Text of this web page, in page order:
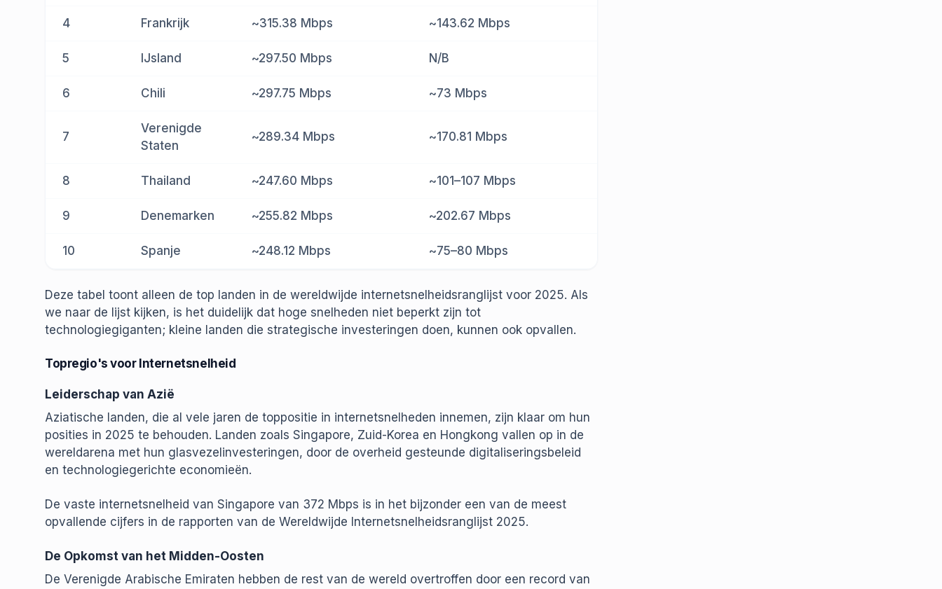
4 Frankrijk ~315.38 Mbps ~143.62 Mbps
5 IJsland ~297.50 Mbps N/B
6 Chili ~297.75 Mbps ~73 Mbps
7
Verenigde
Staten
~289.34 Mbps ~170.81 Mbps
8 Thailand ~247.60 Mbps ~101–107 Mbps
9 Denemarken ~255.82 Mbps ~202.67 Mbps
10 Spanje ~248.12 Mbps ~75–80 Mbps
Deze tabel toont alleen de top landen in de wereldwijde internetsnelheidsranglijst voor 2025. Als
we naar de lijst kijken, is het duidelijk dat hoge snelheden niet beperkt zijn tot
technologiegiganten; kleine landen die strategische investeringen doen, kunnen ook opvallen.
Topregio's voor Internetsnelheid
Leiderschap van Azië
Aziatische landen, die al vele jaren de toppositie in internetsnelheden innemen, zijn klaar om hun
posities in 2025 te behouden. Landen zoals Singapore, Zuid-Korea en Hongkong vallen op in de
wereldarena met hun glasvezelinvesteringen, door de overheid gesteunde digitaliseringsbeleid
en technologiegerichte economieën.
De vaste internetsnelheid van Singapore van 372 Mbps is in het bijzonder een van de meest
opvallende cijfers in de rapporten van de Wereldwijde Internetsnelheidsranglijst 2025.
De Opkomst van het Midden-Oosten
De Verenigde Arabische Emiraten hebben de rest van de wereld overtroffen door een record van